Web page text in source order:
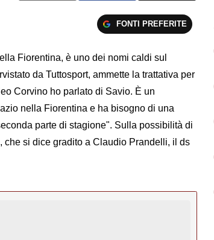
FONTI PREFERITE
Fiorentina, è uno dei nomi caldi sul
da Tuttosport, ammette la trattativa per
Corvino ho parlato di Savio. È un
nella Fiorentina e ha bisogno di una
parte di stagione". Sulla possibilità di
si dice gradito a Claudio Prandelli, il ds